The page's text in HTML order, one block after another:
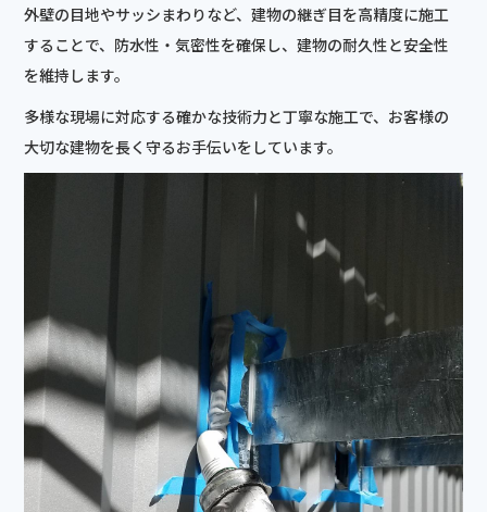
外壁の目地やサッシまわりなど、建物の継ぎ目を高精度に施工
することで、防水性・気密性を確保し、建物の耐久性と安全性
を維持します。
多様な現場に対応する確かな技術力と丁寧な施工で、お客様の
大切な建物を長く守るお手伝いをしています。